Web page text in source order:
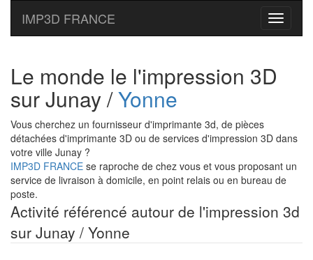
Toggle
IMP3D FRANCE
Le monde le l'impression 3D
sur Junay /Yonne
Vous cherchez un fournisseur d'imprimante 3d, de pièces
détachées d'imprimante 3D ou de services d'impression 3D dans
votre ville Junay ?
IMP3D FRANCE se raproche de chez vous et vous proposant un
service de livraison à domicile, en point relais ou en bureau de
poste.
Activité référencé autour de l'impression 3d
sur Junay / Yonne